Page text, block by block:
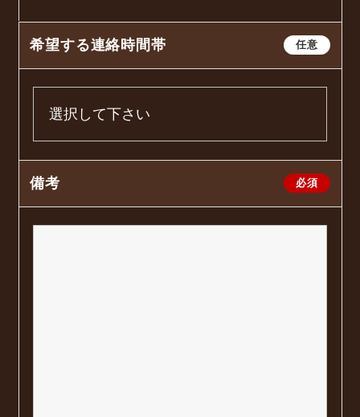
任意
希望する連絡時間帯
必須
備考